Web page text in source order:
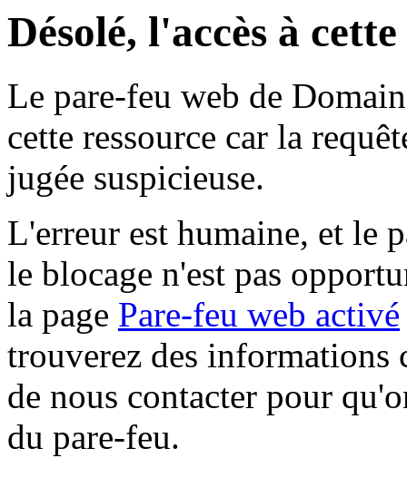
Désolé, l'accès à
Le pare-feu web de
cette ressource car la
jugée suspicieuse.
L'erreur est humaine, et le
le blocage n'est pas
la page Pare-feu web activé
trouverez des informations
de nous contacter pour
du pare-feu.